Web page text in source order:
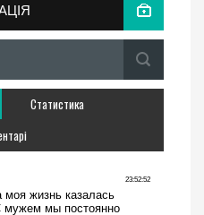
Статистика